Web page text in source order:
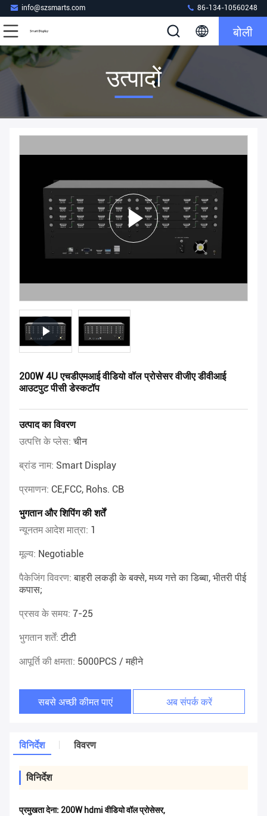
info@szsmarts.com 86-134-10560248
बोली
उत्पादों
200W 4U एचडीएमआई वीडियो वॉल प्रोसेसर वीजीए डीवीआई
आउटपुट पीसी डेस्कटॉप
उत्पाद का विवरण
उत्पत्ति के प्लेस:चीन
ब्रांड नाम: Smart Display
प्रमाणन: CE,FCC, Rohs. CB
भुगतान और शिपिंग की शर्तें
न्यूनतम आदेश मात्रा: 1
मूल्य: Negotiable
पैकेजिंग विवरण:बाहरी लकड़ी के बक्से, मध्य गत्ते का डिब्बा, भीतरी पीई
कपास;
प्रसव के समय: 7-25
भुगतान शर्तें:टीटी
आपूर्ति की क्षमता: 5000PCS / महीने
सबसे अच्छी कीमत पाएं अब संपर्क करें
विनिर्देश विवरण
विनिर्देश
प्रमुखता देना: 200W hdmi वीडियो वॉल प्रोसेसर,